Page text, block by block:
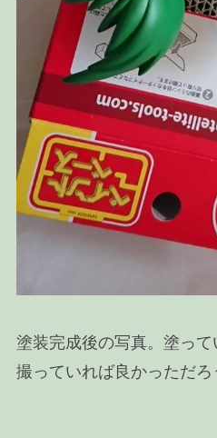
塗装完成後の写真。塗っ
撮っていれば良かっただ